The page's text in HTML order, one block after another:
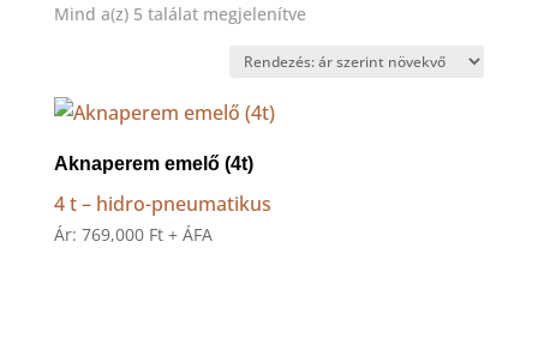
Mind a(z) 5 találat megjelenítveSorted
price:
Aknaperem emelő (4t)
4 t – hidro-pneumatikus
Ár: 769,000 Ft + ÁFA